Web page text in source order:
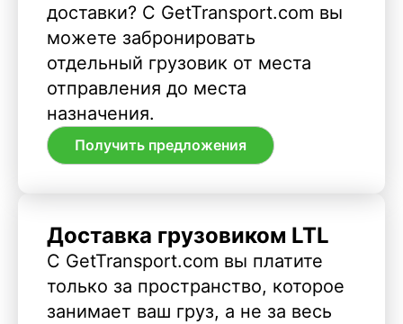
доставки? С GetTransport.com вы
можете забронировать
отдельный грузовик от места
отправления до места
назначения.
Получить предложения
Доставка грузовиком LTL
С GetTransport.com вы платите
только за пространство, которое
занимает ваш груз, а не за весь